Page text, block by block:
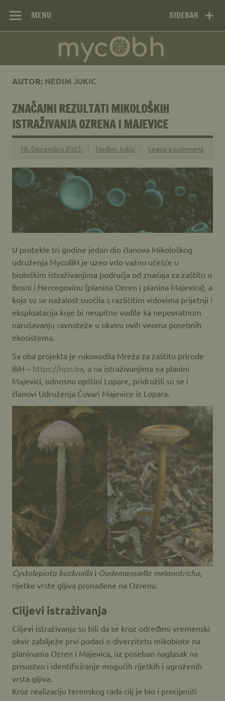
content
Mikološko
udruženje
MYCOBH –
Mycological
Society MYCOBH
SIDEBAR
MENU
AUTOR: NEDIM JUKIC
ZNAČAJNI REZULTATI MIKOLOŠKIH
ISTRAŽIVANJA OZRENA I MAJEVICE
16. Decembra 2025. Nedim Jukic Leave a comment
U protekle tri godine jedan dio članova Mikološkog
udruženja MycoBH je uzeo vrlo važno učešće u
biološkim istraživanjima područja od značaja za zaštitu u
Bosni i Hercegovinu (planina Ozren i planina Majevica), a
koja su se nažalost suočila s različitim vidovima prijetnji i
eksploatacija koje bi neupitno vodile ka nepovratnom
narušavanju ravnoteže u okviru ovih veoma posebnih
ekosistema.
Sa oba projekta je rukovodila Mreža za zaštitu prirode
BiH – https://npn.ba, a na istraživanjima na planini
Majevici, odnosno opštini Lopare, pridružili su se i
članovi Udruženja Čuvari Majevice iz Lopara.
Cystolepiota bucknalliii Oudemansiella melanotricha,
rijetke vrste gljiva pronađene na Ozrenu.
Ciljevi istraživanja
Ciljevi istraživanja su bili da se kroz određeni vremenski
okvir zabilježe prvi podaci o diverzitetu mikobiote na
planinama Ozren i Majevica, uz poseban naglasak na
prisustvo i identificiranje mogućih rijetkih i ugroženih
vrsta gljiva.
Kroz realizaciju terenskog rada cilj je bio i procijeniti